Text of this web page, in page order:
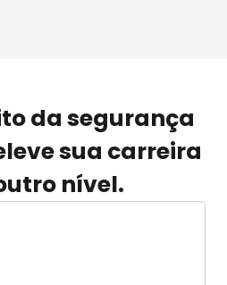
da segurança
sua carreira
nível.